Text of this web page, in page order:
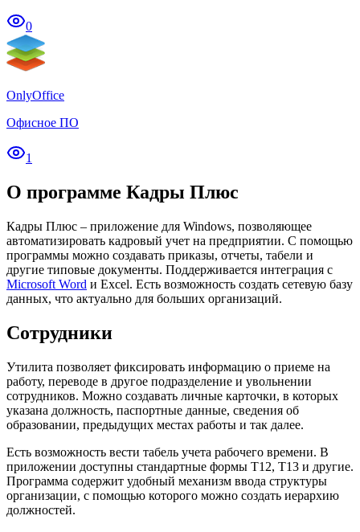
0
OnlyOffice
Офисное ПО
1
О программе Кадры Плюс
Кадры Плюс – приложение для Windows, позволяющее
автоматизировать кадровый учет на предприятии. С помощью
программы можно создавать приказы, отчеты, табели и
другие типовые документы. Поддерживается интеграция с
Microsoft Word и Excel. Есть возможность создать сетевую базу
данных, что актуально для больших организаций.
Сотрудники
Утилита позволяет фиксировать информацию о приеме на
работу, переводе в другое подразделение и увольнении
сотрудников. Можно создавать личные карточки, в которых
указана должность, паспортные данные, сведения об
образовании, предыдущих местах работы и так далее.
Есть возможность вести табель учета рабочего времени. В
приложении доступны стандартные формы Т12, Т13 и другие.
Программа содержит удобный механизм ввода структуры
организации, с помощью которого можно создать иерархию
должностей.